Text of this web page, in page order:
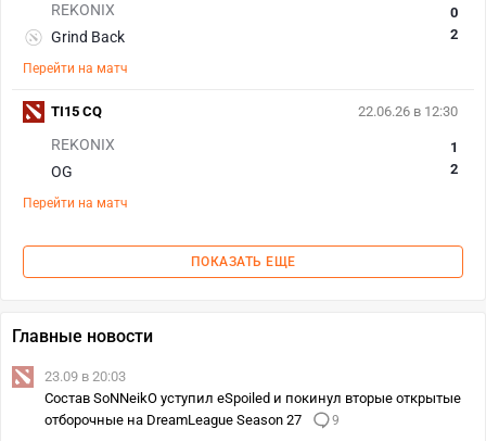
REKONIX
Grind Back
0
2
Перейти на матч
22.06.26 в 12:30
REKONIX
OG
1
2
Перейти на матч
TI15 CQ
ПОКАЗАТЬ ЕЩЕ
Главные новости
23.09 в 20:03
Состав SoNNeikO уступил eSpoiled и покинул вторые открытые
отборочные на DreamLeague Season 27
9